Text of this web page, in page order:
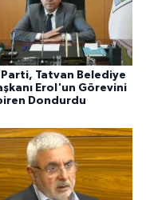
Parti, Tatvan Belediye
Erol'un Görevini
Dondurdu